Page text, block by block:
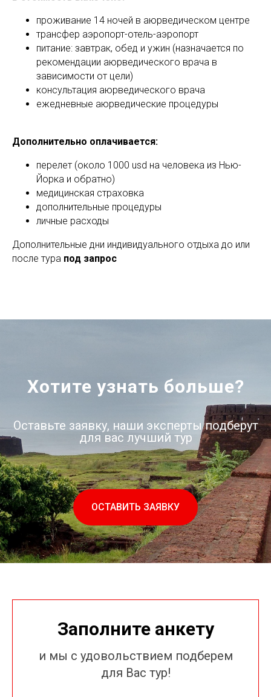
проживание 14 ночей в аюрведическом центре
трансфер аэропорт-отель-аэропорт
питание: завтрак, обед и ужин (назначается по
рекомендации аюрведического врача в
зависимости от цели)
консультация аюрведического врача
ежедневные аюрведические процедуры
Дополнительно оплачивается:
перелет (около 1000 usd на человека из Нью-
Йорка и обратно)
медицинская страховка
дополнительные процедуры
личные расходы
Дополнительные дни индивидуального отдыха до или
после тура под запрос
Хотите узнать больше?
Оставьте заявку, наши эксперты подберут
для вас лучший тур
ОСТАВИТЬ ЗАЯВКУ
Заполните анкету
и мы с удовольствием подберем
для Вас тур!